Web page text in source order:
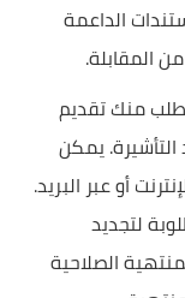
الداعمة
المقابلة.
منك تقديم
يمكن
أو عبر البريد.
لتجديد
الصلاحية